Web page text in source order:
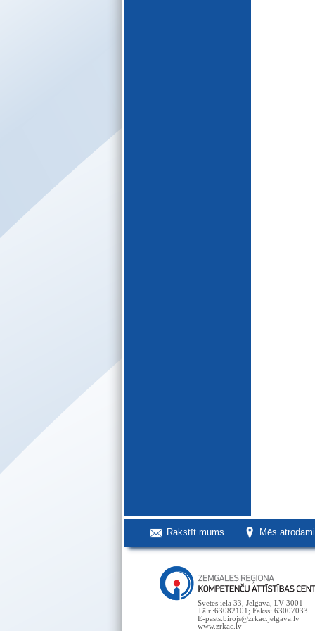
Rakstīt mums Mēs
Svētes iela 33, Jelgava, LV-3001
Tālr.:63082101; Fakss: 63007033
E-pasts:birojs@zrkac.jelgava.lv
www.zrkac.lv